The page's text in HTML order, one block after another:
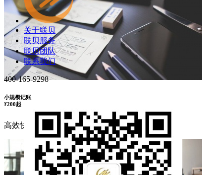
小规模记账
¥200起
高效快捷,费用公开
关于联贝
联贝服务
联贝团队
联系我们
400-165-9298